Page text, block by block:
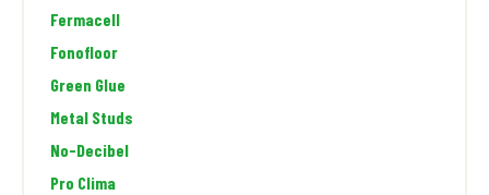
Fermacell
Fonofloor
Green Glue
Metal Studs
No-Decibel
Pro Clima